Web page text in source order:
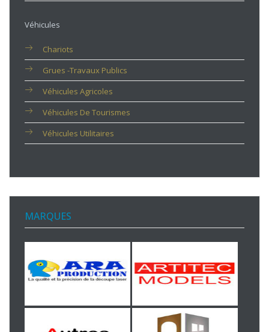
Véhicules
Chariots
Grues -travaux Publics
Véhicules Agricoles
Véhicules De Tourismes
Véhicules Utilitaires
MARQUES